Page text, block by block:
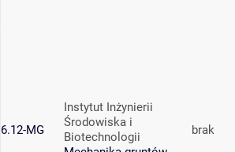
6.12-MG
Instytut Inżynierii
Środowiska i
Biotechnologii
brak